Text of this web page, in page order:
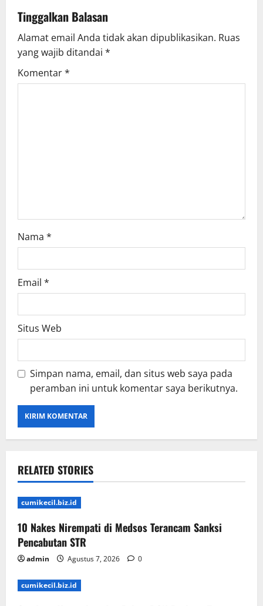
v
i
g
Tinggalkan Balasan
Alamat email Anda tidak akan dipublikasikan. Ruas
yang wajib ditandai *
Komentar*
Nama *
Email *
Situs Web
Simpan nama, email, dan situs web saya pada
peramban ini untuk komentar saya berikutnya.
RELATED STORIES
cumikecil.biz.id
10 Nakes Nirempati di Medsos Terancam Sanksi
Pencabutan STR
admin Agustus 7, 2026 0
cumikecil.biz.id